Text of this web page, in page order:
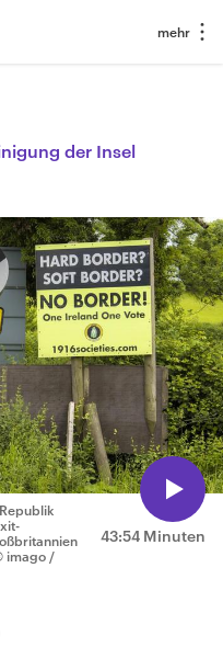
der Insel
43:54 Minuten
imago /